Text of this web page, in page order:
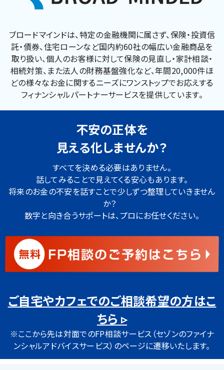
ブロードマインドは、特定の金融機関に属さず、保険・投資信
託・債券、住宅ローンなど国内約60社の幅広い金融商品を
取り扱い、個人のお客様に対して保険の見直し・家計相談・
相続対策、また法人の財務基盤強化など、年間20,000件ほ
どの様々なお金に関するニーズにワンストップでお応えする
フィナンシャルパートナーサービスを提供しています。
不安の正体を
見える化しませんか？
すべてを決める必要はありません。
話してみることで見えてくる安心もあります。
将来のお金の不安を話すことで少しずつ整理していきません
か？
数字と向き合うサポートは、プロにお任せください。
ご自宅やカフェでのご相談希望の方はこ
ちら ▹
※ここから先は対面でのFP相談サービス（セゾンのファイナ
ンシャルアドバイスサービス）のページに遷移いたします。